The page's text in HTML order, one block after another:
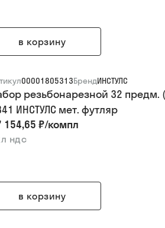
в корзину
00001805313БрендИНСТУЛС
резьбонарезной 32
ИНСТУЛС мет. футляр
154,65 ₽/компл
ндс
в корзину